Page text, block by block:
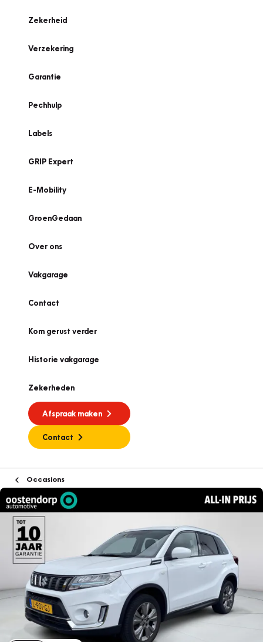
Zekerheid
Verzekering
Garantie
Pechhulp
Labels
GRIP Expert
E-Mobility
GroenGedaan
Over ons
Vakgarage
Contact
Kom gerust verder
Historie vakgarage
Zekerheden
Afspraak maken
Contact
Occasions